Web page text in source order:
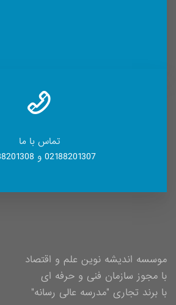
تماس با ما
02188201307 و 02188201308
موسسه اندیشه نوین علم و اقتصاد
با مجوز سازمان فنی و حرفه ای
با برند تجاری "مدرسه عالی رسانه"